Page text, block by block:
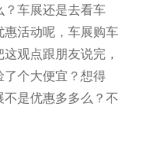
车展还是去看车
活动呢，车展购车
观点跟朋友说完，
个大便宜？想得
是优惠多多么？不